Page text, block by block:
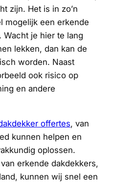
zijn. Het is in zo’n
mogelijk een erkende
je hier te lang
lekken, dan kan de
worden. Naast
ook risico op
en andere
offertes, van
kunnen helpen en
oplossen.
erkende dakdekkers,
kunnen wij snel een